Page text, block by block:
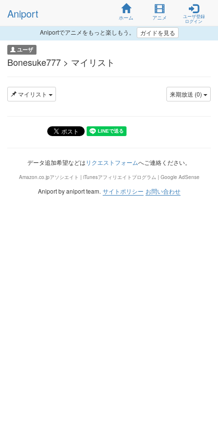
Aniport ホーム アニメ
ユーザ登録
ログイン
Aniportでアニメをもっと楽しもう。 ガイドを見る
ユーザ
Bonesuke777 > マイリスト
マイリスト 来期放送 (0)
データ追加希望などはリクエストフォームへご連絡ください。
Amazon.co.jpアソシエイト | iTunesアフィリエイトプログラム | Google AdSense
Aniport by aniport team. サイトポリシー お問い合わせ